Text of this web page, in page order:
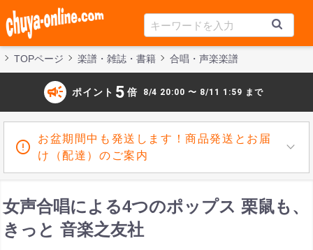
TOPページ 楽譜・雑誌・書籍 合唱・声楽楽譜
campaign ポイント 5 倍 8/4 20:00 〜 8/11 1:59 まで
お盆期間中も発送します！商品発送とお届
け（配達）のご案内
女声合唱による4つのポップス 栗鼠も、
きっと 音楽之友社